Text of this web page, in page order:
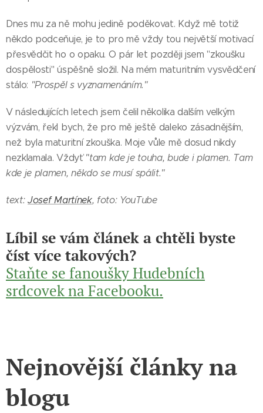
Dnes mu za ně mohu jedině poděkovat. Když mě totiž
někdo podceňuje, je to pro mě vždy tou největší motivací
přesvědčit ho o opaku. O pár let později jsem "zkoušku
dospělosti" úspěšně složil. Na mém maturitním vysvědčení
stálo: "Prospěl s vyznamenáním."
V následujících letech jsem čelil několika dalším velkým
výzvám, řekl bych, že pro mě ještě daleko zásadnějším,
než byla maturitní zkouška. Moje vůle mě dosud nikdy
nezklamala. Vždyť "tam kde je touha, bude i plamen. Tam
kde je plamen, někdo se musí spálit."
text:Josef Martínek, foto: YouTube
Líbil se vám článek a chtěli byste
číst více takových?
Staňte se fanoušky Hudebních
srdcovek na Facebooku.
Nejnovější články na
blogu